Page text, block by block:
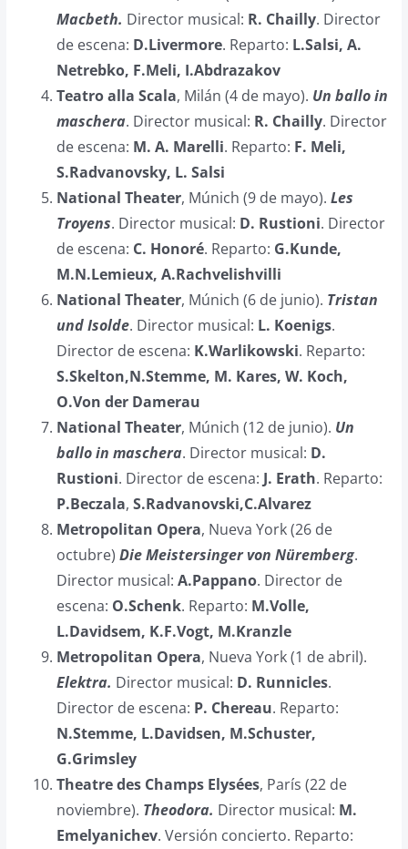
Macbeth. Director musical: R. Chailly. Director
de escena: D.Livermore. Reparto: L.Salsi, A.
Netrebko, F.Meli, I.Abdrazakov
Teatro alla Scala, Milán (4 de mayo). Un ballo in
maschera. Director musical: R. Chailly. Director
de escena: M. A. Marelli. Reparto: F. Meli,
S.Radvanovsky, L. Salsi
National Theater, Múnich (9 de mayo). Les
Troyens. Director musical: D. Rustioni. Director
de escena: C. Honoré. Reparto: G.Kunde,
M.N.Lemieux, A.Rachvelishvilli
National Theater, Múnich (6 de junio). Tristan
und Isolde. Director musical: L. Koenigs.
Director de escena: K.Warlikowski. Reparto:
S.Skelton,N.Stemme, M. Kares, W. Koch,
O.Von der Damerau
National Theater, Múnich (12 de junio). Un
ballo in maschera. Director musical: D.
Rustioni. Director de escena: J. Erath. Reparto:
P.Beczala, S.Radvanovski,C.Alvarez
Metropolitan Opera, Nueva York (26 de
octubre) Die Meistersinger von Nüremberg.
Director musical: A.Pappano. Director de
escena: O.Schenk. Reparto: M.Volle,
L.Davidsem, K.F.Vogt, M.Kranzle
Metropolitan Opera, Nueva York (1 de abril).
Elektra. Director musical: D. Runnicles.
Director de escena: P. Chereau. Reparto:
N.Stemme, L.Davidsen, M.Schuster,
G.Grimsley
Theatre des Champs Elysées, París (22 de
noviembre). Theodora. Director musical: M.
Emelyanichev. Versión concierto. Reparto: